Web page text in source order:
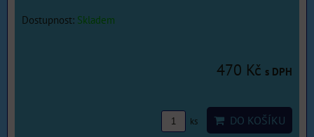
Dostupnost: Skladem
470 Kč s DPH
ks DO KOŠÍKU